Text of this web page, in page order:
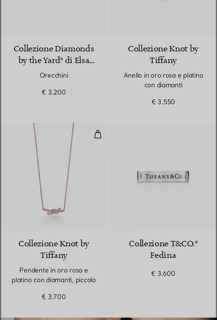
Collezione Diamonds
by the Yard® di Elsa
Peretti®
Orecchini
€ 3.200
Collezione Knot by
Tiffany
Anello in oro rosa e platino
con diamanti
€ 3.550
Pendente in oro rosa e platino
Collezione Knot by
Tiffany
Pendente in oro rosa e
platino con diamanti, piccolo
€ 3.700
Collezione T&CO.®
Fedina
€ 3.600